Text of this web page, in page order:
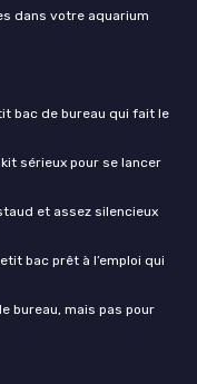
dans votre aquarium
bac de bureau qui fait le
kit sérieux pour se lancer
et assez silencieux
bac prêt à l’emploi qui
bureau, mais pas pour